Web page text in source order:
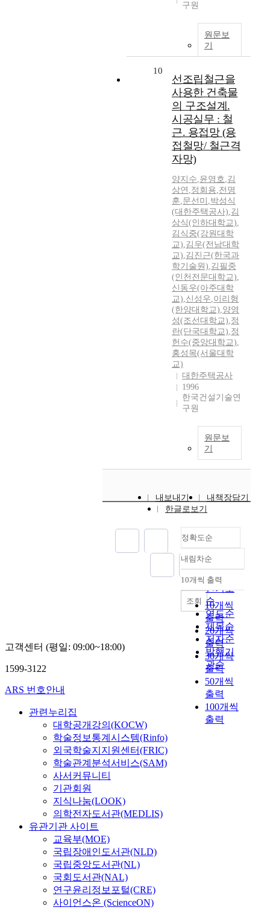
구원
원문보
기
10
선조립철근을
사용한 건축물
의 구조설계.
시공실무 : 철
근. 용접망 (용
접철망/ 철근격
자망)
양지수,윤영호,김
상연 ,정회용,전명
훈,문선미 ,박성식
(대한주택공사),김
상식(인하대학교),
김식중(강원대학
교),김우(전남대학
교),김진근(한국과
학기술원),김필중
(인천전문대학교),
신동우(아주대학
교),신성우,이리형
(한양대학교),양영
성(조선대학교),정
란(단국대학교),정
헌수(중앙대학교),
홍성목(서울대학
교)
대한주택공사
1996
한국건설기술연
구원
원문보
기
내보내기
내책장담기
한글로보기
정확도순
정확도
순
인기도
순
연도순
제목순
저자순
발행기
관순
내림차순
내림차순
10개씩 출력
10개씩
출력
20개씩
출력
30개씩
출력
50개씩
출력
100개씩
출력
조회
고객센터 (평일: 09:00~18:00)
1599-3122
ARS 번호안내
관련누리집
대학공개강의(KOCW)
학술정보통계시스템(Rinfo)
외국학술지지원센터(FRIC)
학술관계분석서비스(SAM)
사서커뮤니티
기관회원
지식나눔(LOOK)
의학전자도서관(MEDLIS)
유관기관 사이트
교육부(MOE)
국립장애인도서관(NLD)
국립중앙도서관(NL)
국회도서관(NAL)
연구윤리정보포털(CRE)
사이언스온 (ScienceON)